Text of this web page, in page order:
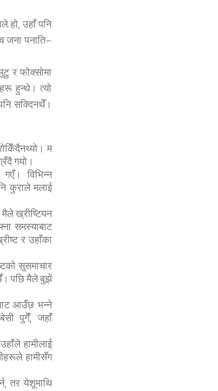
हो, उहाँ पनि
जना पनाति–
र फोक्सोमा
हुन्थे। त्यो
सक्दिनथेँ।
म
गयो।
विभिन्न
कुराले मलाई
ख्रीष्टियन
समस्याबाट
र उहाँका
सुसमाचार
पछि मैले बुझें
आउँछ भन्ने
पुगेँ, जहाँ
हामीलाई
हामीसँग
तर येशूमाथि